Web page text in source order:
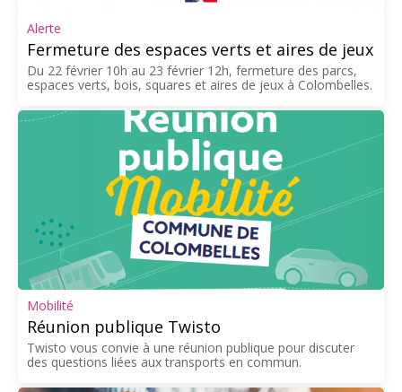
Alerte
Fermeture des espaces verts et aires de jeux
Du 22 février 10h au 23 février 12h, fermeture des parcs,
espaces verts, bois, squares et aires de jeux à Colombelles.
Mobilité
Réunion publique Twisto
Twisto vous convie à une réunion publique pour discuter
des questions liées aux transports en commun.